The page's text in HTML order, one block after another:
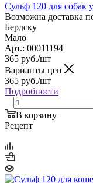
Сульф 120 для собак
Возможна доставка
Бердску
Мало
Арт.: 00011194
365 руб./шт
Варианты цен
365 руб./шт
Подробности
В корзину
Рецепт